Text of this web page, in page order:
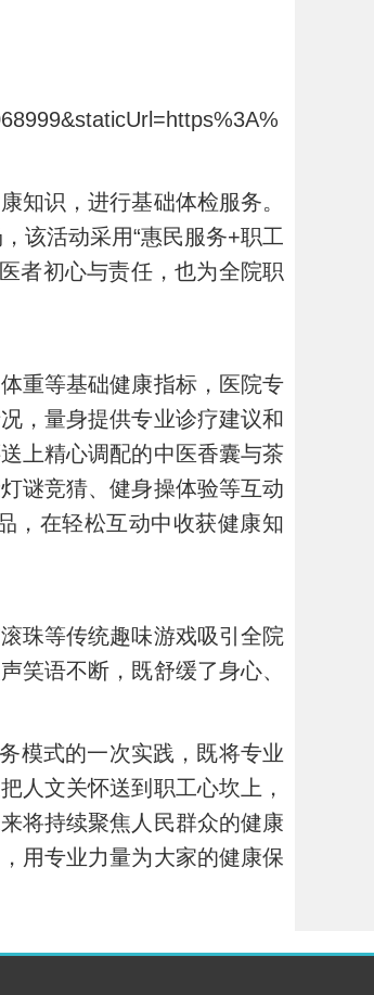
知识，进行基础体检服务。
该活动采用“惠民服务+职工
者初心与责任，也为全院职
重等基础健康指标，医院专
，量身提供专业诊疗建议和
上精心调配的中医香囊与茶
谜竞猜、健身操体验等互动
，在轻松互动中收获健康知
珠等传统趣味游戏吸引全院
笑语不断，既舒缓了身心、
模式的一次实践，既将专业
人文关怀送到职工心坎上，
将持续聚焦人民群众的健康
用专业力量为大家的健康保